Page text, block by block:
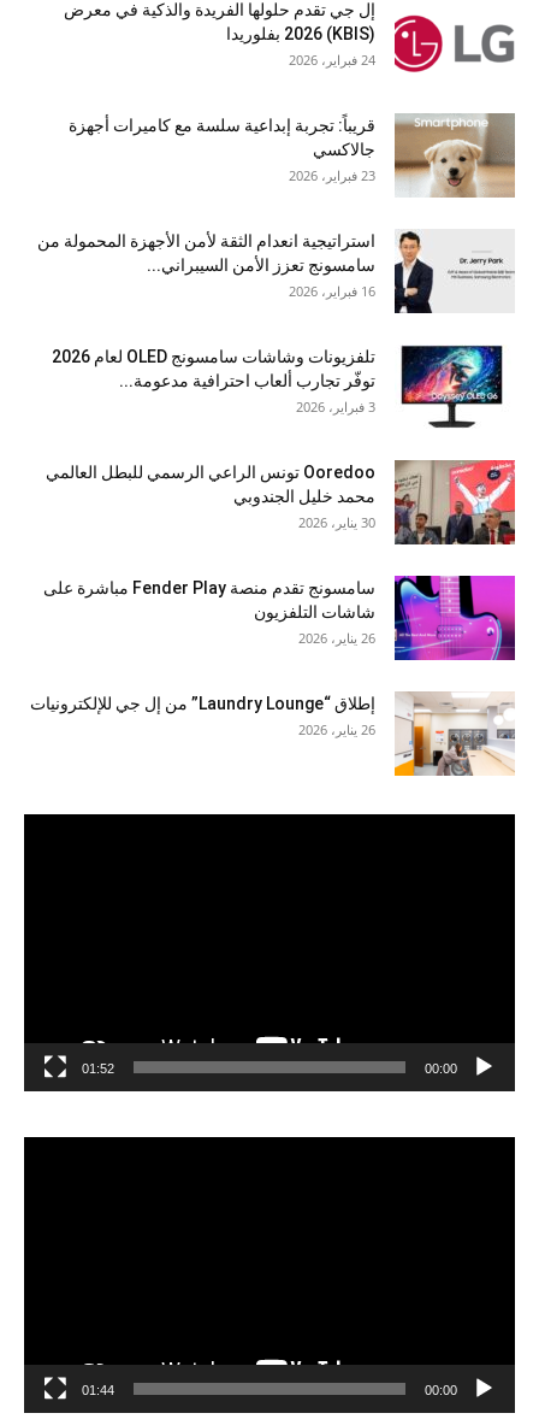
إل جي تقدم حلولها الفريدة والذكية في معرض
(KBIS) 2026 بفلوريدا
24 فبراير، 2026
قريباً: تجربة إبداعية سلسة مع كاميرات أجهزة
جالاكسي
23 فبراير، 2026
استراتيجية انعدام الثقة لأمن الأجهزة المحمولة من
سامسونج تعزز الأمن السيبراني...
16 فبراير، 2026
تلفزيونات وشاشات سامسونج OLED لعام 2026
توفّر تجارب ألعاب احترافية مدعومة...
3 فبراير، 2026
Ooredoo تونس الراعي الرسمي للبطل العالمي
محمد خليل الجندوبي
30 يناير، 2026
سامسونج تقدم منصة Fender Play مباشرة على
شاشات التلفزيون
26 يناير، 2026
إطلاق “Laundry Lounge” من إل جي للإلكترونيات
26 يناير، 2026
00:00
01:52
00:00
01:44